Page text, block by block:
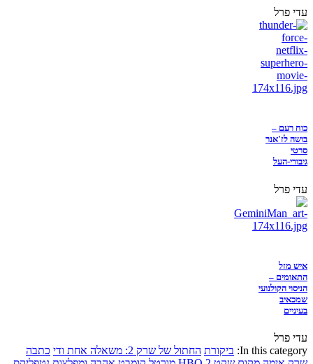
עדי פרל
כוח רעם –
בושה לז'אנר
סרטי
גיבורי-העל
עדי פרל
איש מזל
התאומים –
הניסוי הקולנועי
שמכאיב
בעיניים
עדי פרל
In this category: ביקורת החתול של שרק 2: משאלה אחת ודי
כתבה